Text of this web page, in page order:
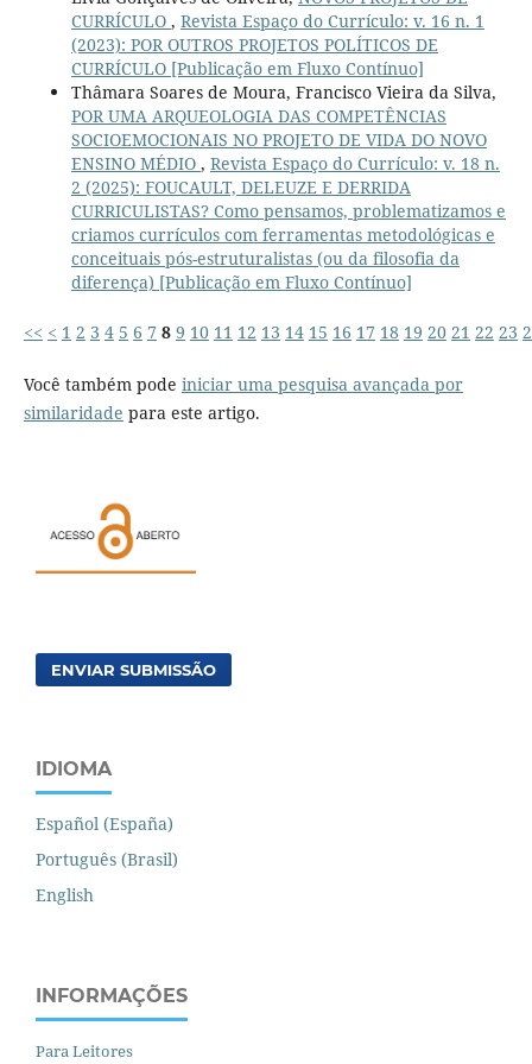
CURRÍCULO , Revista Espaço do Currículo: v. 16 n. 1
(2023): POR OUTROS PROJETOS POLÍTICOS DE
CURRÍCULO [Publicação em Fluxo Contínuo]
Thâmara Soares de Moura, Francisco Vieira da Silva,
POR UMA ARQUEOLOGIA DAS COMPETÊNCIAS
SOCIOEMOCIONAIS NO PROJETO DE VIDA DO NOVO
ENSINO MÉDIO , Revista Espaço do Currículo: v. 18 n.
2 (2025): FOUCAULT, DELEUZE E DERRIDA
CURRICULISTAS? Como pensamos, problematizamos e
criamos currículos com ferramentas metodológicas e
conceituais pós-estruturalistas (ou da filosofia da
diferença) [Publicação em Fluxo Contínuo]
<< < 1 2 3 4 5 6 7 8 9 10 11 12 13 14 15 16 17 18 19 20 21 22 23
Você também pode iniciar uma pesquisa avançada por
similaridade para este artigo.
ENVIAR SUBMISSÃO
IDIOMA
Español (España)
Português (Brasil)
English
INFORMAÇÕES
Para Leitores